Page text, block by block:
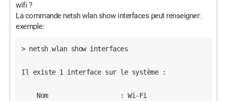
wifi ?
La commande netsh wlan show interfaces peut renseigner:
exemple:
> netsh wlan show interfaces
Il existe 1 interface sur le système :